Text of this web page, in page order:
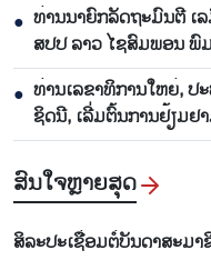
● ທ່ານນາຍົກລັດຖະມົນຕີ ເ
ສປປ ລາວ ໄຊສົມພອນ ພົ
● ທ່ານເລຂາທິການໃຫຍ່, ປ
ຊິດນີ, ເລີ່ມຕົ້ນການຢ້ຽມຢ
ສົນ​ໃຈ​ຫຼາຍ​ສຸດ
ສິ​ລະ​ປະ​ເຊື່ອມ​ຕໍ່​ບັນ​ດາ​ສະ​ມ